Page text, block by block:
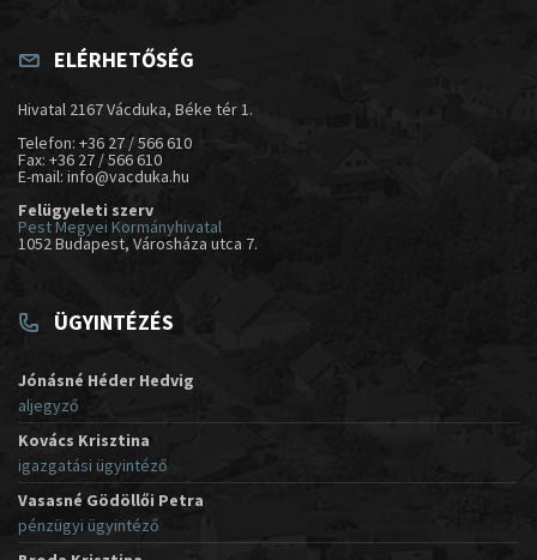
ELÉRHETŐSÉG
Hivatal 2167 Vácduka, Béke tér 1.
Telefon: +36 27 / 566 610
Fax: +36 27 / 566 610
E-mail: info@vacduka.hu
Felügyeleti szerv
Pest Megyei Kormányhivatal
1052 Budapest, Városháza utca 7.
ÜGYINTÉZÉS
Jónásné Héder Hedvig
aljegyző
Kovács Krisztina
igazgatási ügyintéző
Vasasné Gödöllői Petra
pénzügyi ügyintéző